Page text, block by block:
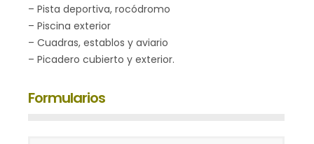
– Pista deportiva, rocódromo
– Piscina exterior
– Cuadras, establos y aviario
– Picadero cubierto y exterior.
Formularios